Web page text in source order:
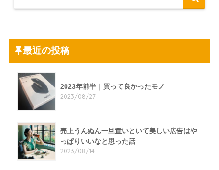
最近の投稿
2023年前半｜買って良かったモノ
2023/08/27
売上うんぬん一旦置いといて美しい広告はや
っぱりいいなと思った話
2023/08/14